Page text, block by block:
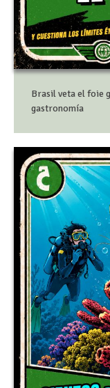
Brasil veta el foie
gastronomía